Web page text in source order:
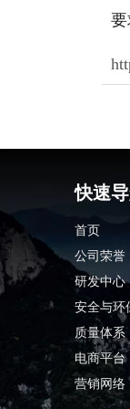
快速
首页
公司荣誉
研发中心
安全与环
质量体系
电商平台
营销网络